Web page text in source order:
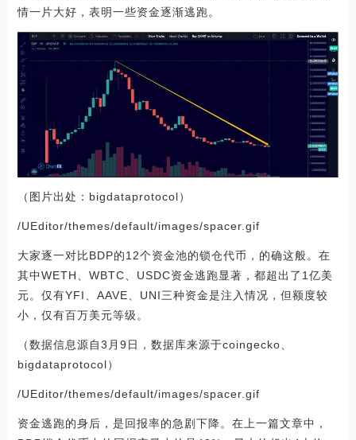
情一片大好，表明一些资金逐渐逃跑。
（图片出处：bigdataprotocol）
/UEditor/themes/default/images/spacer.gif
大家逐一对比BDP的12个资金池的锁仓代币，的确这般。在
其中WETH、WBTC、USDC资金逃跑显著，都超出了1亿美
元。仅有YFI、AAVE、UNI三种资金是注入情况，但额度较
小，仅有百万美元等级。
（数据信息源自3月9日，数据库来源于coingecko、
bigdataprotocol）
/UEditor/themes/default/images/spacer.gif
资金逃跑的身后，是回报率的急剧下降。在上一篇文章中，